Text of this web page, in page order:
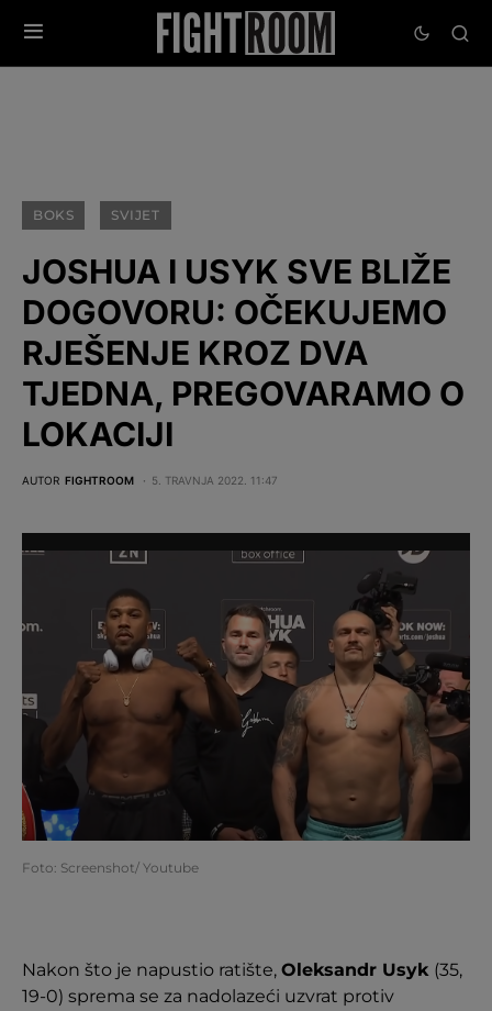
BOKS SVIJET
JOSHUA I USYK SVE BLIŽE
DOGOVORU: OČEKUJEMO
RJEŠENJE KROZ DVA
TJEDNA, PREGOVARAMO O
LOKACIJI
AUTOR FIGHTROOM 5. TRAVNJA 2022. 11:47
Foto: Screenshot/ Youtube
Nakon što je napustio ratište, Oleksandr Usyk (35,
19-0) sprema se za nadolazeći uzvrat protiv